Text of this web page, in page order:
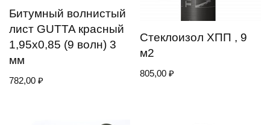
Битумный волнистый
лист GUTTA красный
1,95х0,85 (9 волн) 3
мм
782,00 ₽
Стеклоизол ХПП , 9
м2
805,00₽